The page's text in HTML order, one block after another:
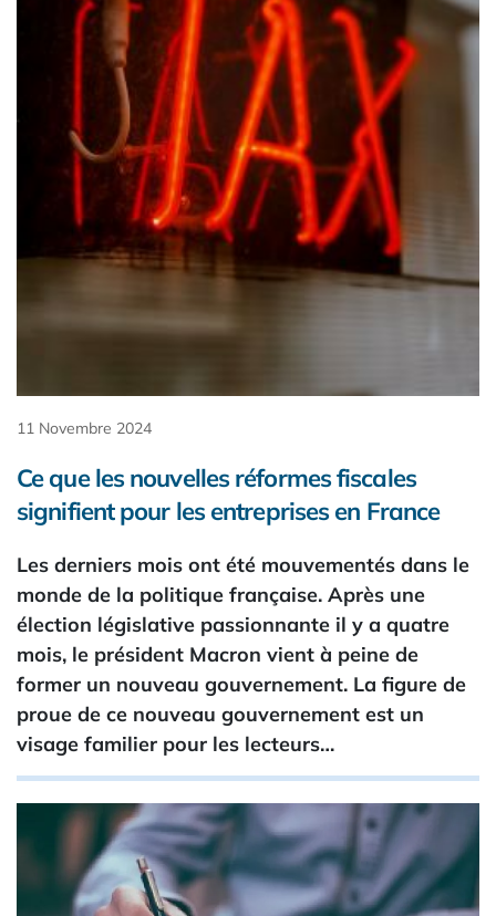
11 Novembre 2024
Ce que les nouvelles réformes fiscales
signifient pour les entreprises en France
Les derniers mois ont été mouvementés dans le
monde de la politique française. Après une
élection législative passionnante il y a quatre
mois, le président Macron vient à peine de
former un nouveau gouvernement. La figure de
proue de ce nouveau gouvernement est un
visage familier pour les lecteurs…